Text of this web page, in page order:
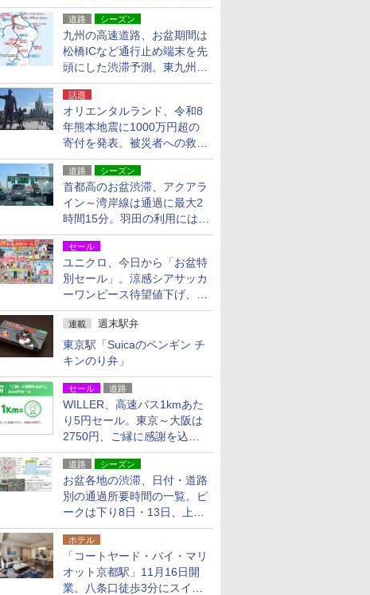
できる
道路 シーズン
九州の高速道路、お盆期間は
松橋ICなど通行止め端末を先
頭にした渋滞予測。東九州道
への迂回は料金調整を実施
話題
オリエンタルランド、令和8
年熊本地震に1000万円超の
寄付を発表。被災者への救援
活動・復旧支援
道路 シーズン
首都高のお盆渋滞、アクアラ
イン～湾岸線は通過に最大2
時間15分。羽田の利用には
「空港西出口」の利用検討を
セール
ユニクロ、今日から「お盆特
別セール」。涼感シアサッカ
ーワンピース待望値下げ、撥
水ギアショーツは1990円に
連載 週末駅弁
東京駅「Suicaのペンギン チ
キンのり弁」
セール 道路
WILLER、高速バス1kmあた
り5円セール。東京～大阪は
2750円、ご縁に感謝を込め
た20周年記念キャンペーン
道路 シーズン
お盆各地の渋滞、日付・道路
別の通過所要時間の一覧。ピ
ークは下り8日・13日、上り
14日・15日
ホテル
「コートヤード・バイ・マリ
オット京都駅」11月16日開
業。八条口徒歩3分にスイー